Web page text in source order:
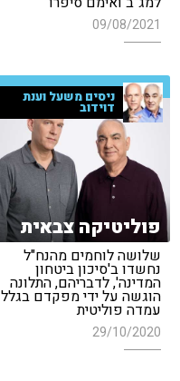
09/08/2021
ניסים משעל וענת
דוידוב
פוליטיקה צבאית
שלושה לוחמים מהנח"ל
נחשדו ב'סיכון ביטחון
המדינה', לדבריהם, התלונה
הוגשה על ידי מפקדם בגלל
עמדה פוליטית
29/10/2020